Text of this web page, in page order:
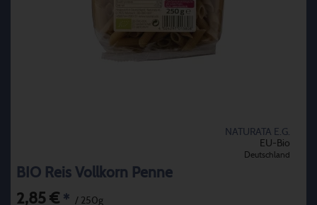
NATURATA E.G.
EU-Bio
Deutschland
BIO Reis Vollkorn Penne
2,85 € * / 250g